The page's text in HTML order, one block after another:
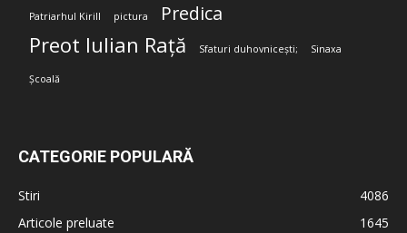
Patriarhul Kirill pictura Predica
Preot Iulian Rață Sfaturi duhovnicești; Sinaxa
Școală
CATEGORIE POPULARĂ
Stiri
4086
Articole preluate
1645